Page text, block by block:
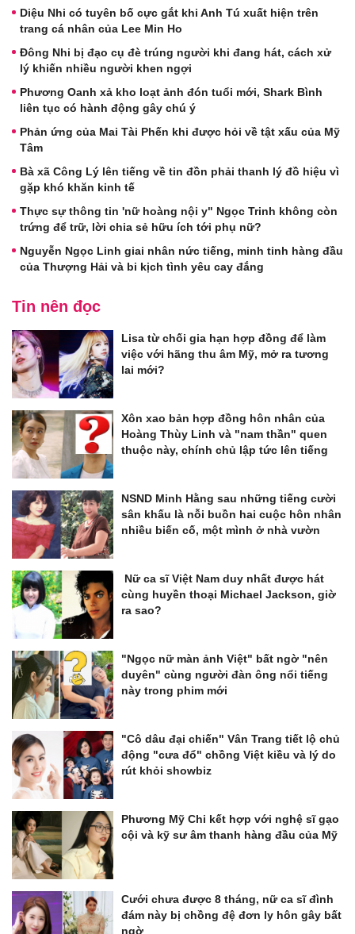
Diệu Nhi có tuyên bố cực gắt khi Anh Tú xuất hiện trên
trang cá nhân của Lee Min Ho
Đông Nhi bị đạo cụ đè trúng người khi đang hát, cách xử
lý khiến nhiều người khen ngợi
Phương Oanh xả kho loạt ảnh đón tuổi mới, Shark Bình
liên tục có hành động gây chú ý
Phản ứng của Mai Tài Phến khi được hỏi về tật xấu của Mỹ
Tâm
Bà xã Công Lý lên tiếng về tin đồn phải thanh lý đồ hiệu vì
gặp khó khăn kinh tế
Thực sự thông tin 'nữ hoàng nội y" Ngọc Trinh không còn
trứng để trữ, lời chia sẻ hữu ích tới phụ nữ?
Nguyễn Ngọc Linh giai nhân nức tiếng, minh tinh hàng đầu
của Thượng Hải và bi kịch tình yêu cay đắng
Tin nên đọc
Lisa từ chối gia hạn hợp đồng để làm
việc với hãng thu âm Mỹ, mở ra tương
lai mới?
Xôn xao bản hợp đồng hôn nhân của
Hoàng Thùy Linh và "nam thần" quen
thuộc này, chính chủ lập tức lên tiếng
NSND Minh Hằng sau những tiếng cười
sân khấu là nỗi buồn hai cuộc hôn nhân
nhiều biến cố, một mình ở nhà vườn
Nữ ca sĩ Việt Nam duy nhất được hát
cùng huyền thoại Michael Jackson, giờ
ra sao?
"Ngọc nữ màn ảnh Việt" bất ngờ "nên
duyên" cùng người đàn ông nổi tiếng
này trong phim mới
"Cô dâu đại chiến" Vân Trang tiết lộ chủ
động "cưa đổ" chồng Việt kiều và lý do
rút khỏi showbiz
Phương Mỹ Chi kết hợp với nghệ sĩ gạo
cội và kỹ sư âm thanh hàng đầu của Mỹ
Cưới chưa được 8 tháng, nữ ca sĩ đình
đám này bị chồng đệ đơn ly hôn gây bất
ngờ